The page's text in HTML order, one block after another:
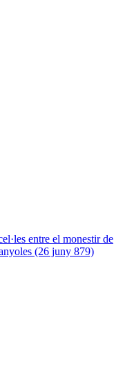
entre el monestir de
(26 juny 879)